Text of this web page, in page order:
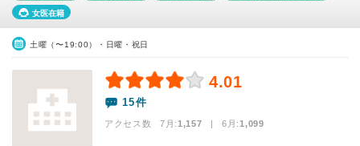
女医在籍
土曜（〜19:00）・日曜・祝日
4.01
15件
アクセス数 7月:1,157 | 6月:1,099